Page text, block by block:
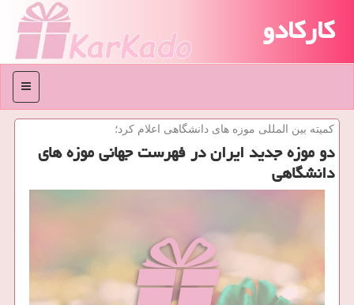
کارکادو
منو
كمیته بین المللی موزه های دانشگاهی اعلام كرد؛
دو موزه جدید ایران در فهرست جهانی موزه های
دانشگاهی